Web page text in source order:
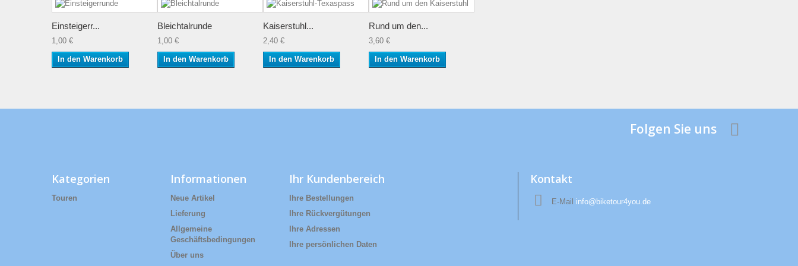
Einsteigerr...
1,00 €
In den Warenkorb
Bleichtalrunde
1,00 €
In den Warenkorb
Kaiserstuhl...
2,40 €
In den Warenkorb
Rund um den...
3,60 €
In den Warenkorb
Folgen Sie uns
Kategorien
Touren
Informationen
Neue Artikel
Lieferung
Allgemeine
Geschäftsbedingungen
Über uns
Ihr Kundenbereich
Ihre Bestellungen
Ihre Rückvergütungen
Ihre Adressen
Ihre persönlichen Daten
Kontakt
E-Mail info@biketour4you.de